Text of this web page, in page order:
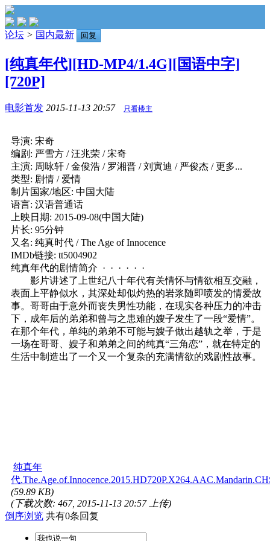
论坛 > 国内最新 回复
[纯真年代][HD-MP4/1.4G][国语中字]
[720P]
电影首发 2015-11-13 20:57 只看楼主
导演: 宋奇
编剧: 严雪方 / 汪兆荣 / 宋奇
主演: 周咏轩 / 金俊浩 / 罗湘晋 / 刘寅迪 / 严俊杰 / 更多...
类型: 剧情 / 爱情
制片国家/地区: 中国大陆
语言: 汉语普通话
上映日期: 2015-09-08(中国大陆)
片长: 95分钟
又名: 纯真时代 / The Age of Innocence
IMDb链接: tt5004902
纯真年代的剧情简介 · · · · · ·
影片讲述了上世纪八十年代有关情怀与情欲相互交融，
表面上平静似水，其深处却似灼热的岩浆随即喷发的情爱故
事。哥哥由于意外而丧失男性功能，在现实各种压力的冲击
下，成年后的弟弟和曾与之患难的嫂子发生了一段“爱情”。
在那个年代，单纯的弟弟不可能与嫂子做出越轨之举，于是
一场在哥哥、嫂子和弟弟之间的纯真“三角恋”，就在特定的
生活中制造出了一个又一个复杂的充满情欲的戏剧性故事。
纯真年
代
(59.89 KB)
(下载次数: 467, 2015-11-13 20:57 上传)
倒序浏览 共有0条回复